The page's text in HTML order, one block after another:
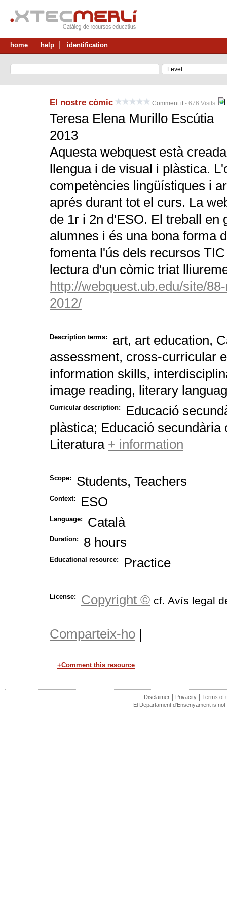
home help identification
El nostre còmic Comment it - 676 Visits
Teresa Elena Murillo Escútia
2013
Aquesta webquest està
llengua i de visual i plàstica.
competències lingüístiques i
aprés durant tot el curs. La
de 1r i 2n d'ESO. El treball en
alumnes i és una bona forma
fomenta l'ús dels recursos
lectura d'un còmic triat
http://webquest.ub.edu/site/
2012/
Description terms:
art, art education,
assessment, cross-curricular
information skills,
image reading, literary
Curricular description:
Educació
plàstica; Educació
Literatura + information
Scope: Students, Teachers
Context: ESO
Language: Català
Duration: 8 hours
Educational resource: Practice
License: Copyright © cf. Avís legal
Comparteix-ho |
+Comment this resource
Disclaimer | Privacity | Terms of
El Departament d'Ensenyament is